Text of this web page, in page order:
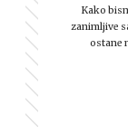
Kako
zanimljive
ostane